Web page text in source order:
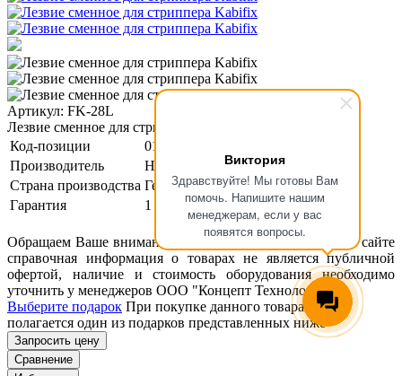
Виктория
Здравствуйте! Мы готовы Вам
помочь. Напишите нашим
менеджерам, если у вас
появятся вопросы.
Артикул: FK-28L
Лезвие сменное для стриппера Kabifix
Код-позиции
01-00001491
Производитель
HAUPA
Страна производства Германия
Гарантия
1 год
Обращаем Ваше внимание, что размещенная на данном сайте
справочная информация о товарах не является публичной
офертой, наличие и стоимость оборудования необходимо
уточнить у менеджеров ООО "Концепт Технологии".
Выберите подарок При покупке данного товара вам
полагается один из подарков представленных ниже
Запросить цену
Сравнение